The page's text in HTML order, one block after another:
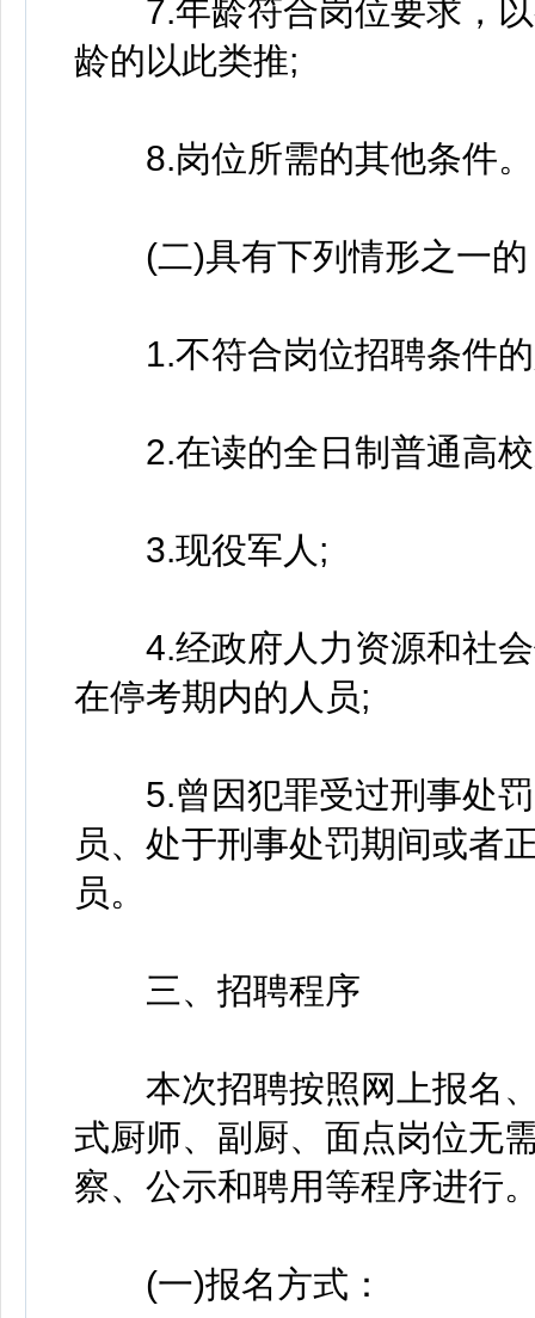
7.年龄符合岗位要求，以
龄的以此类推;
8.岗位所需的其他条件。
(二)具有下列情形之一的
1.不符合岗位招聘条件的
2.在读的全日制普通高校
3.现役军人;
4.经政府人力资源和社会
在停考期内的人员;
5.曾因犯罪受过刑事处罚
员、处于刑事处罚期间或者
员。
三、招聘程序
本次招聘按照网上报名、
式厨师、副厨、面点岗位无
察、公示和聘用等程序进行
(一)报名方式：